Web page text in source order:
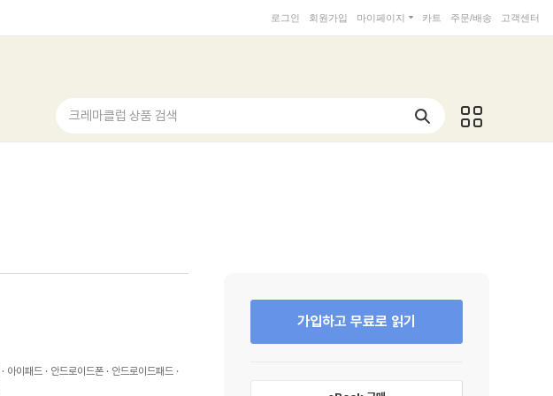
로그인 회원가입 마이페이지 카트 주문/배송 고객센터
크레마클럽 상품 검색
아이패드 안드로이드폰
안드로이드패드
가입하고 무료로 읽기